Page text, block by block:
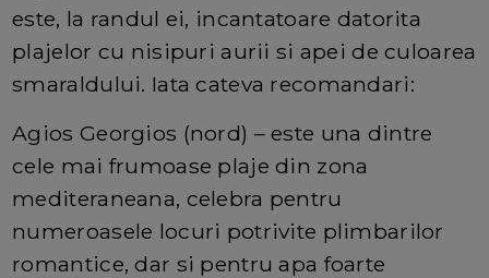
este, la randul ei, incantatoare datorita
plajelor cu nisipuri aurii si apei de culoarea
smaraldului. Iata cateva recomandari:
Agios Georgios (nord) – este una dintre
cele mai frumoase plaje din zona
mediteraneana, celebra pentru
numeroasele locuri potrivite plimbarilor
romantice, dar si pentru apa foarte